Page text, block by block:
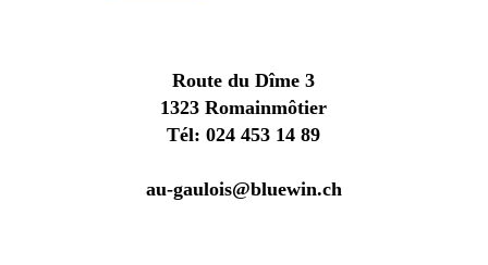
Route du Dîme 3
1323 Romainmôtier
Tél:024 453 14 89
au-gaulois@bluewin.ch